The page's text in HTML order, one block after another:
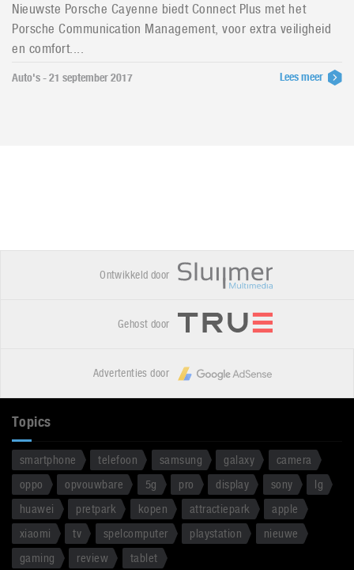
Nieuwste Porsche Cayenne biedt Connect Plus met het
Porsche Communication Management, voor extra veiligheid
en comfort....
Auto's - 21 september 2017 Lees meer
Ontwikkeld door
Gehost door
Advertenties door
Topics
smartphone telefoon samsung galaxy
camera
oppo
opvouwbare 5g pro display sony
lg
huawei
pretpark kopen attractiepark
apple
xiaomi
tv spelcomputer playstation
nieuwe
gaming
review tablet